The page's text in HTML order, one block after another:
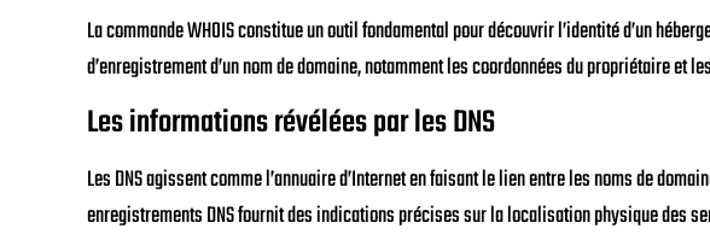
La commande WHOIS constitue un outil fondamental pour découvrir l’identité d’un
d’enregistrement d’un nom de domaine, notamment les coordonnées du propriétaire et
Les informations révélées par les DNS
Les DNS agissent comme l’annuaire d’Internet en faisant le lien entre les noms de
enregistrements DNS fournit des indications précises sur la localisation physique des